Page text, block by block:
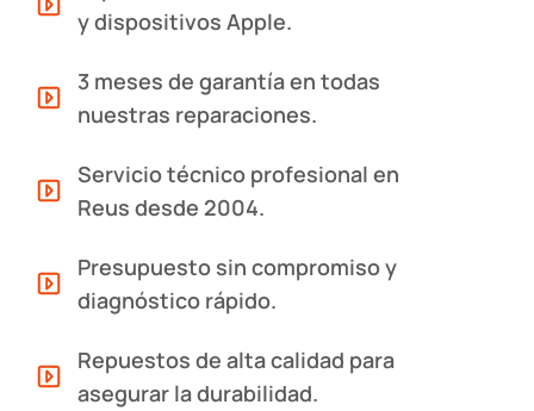
y dispositivos Apple.
3 meses de garantía en todas
nuestras reparaciones.
Servicio técnico profesional en
Reus desde 2004.
Presupuesto sin compromiso y
diagnóstico rápido.
Repuestos de alta calidad para
asegurar la durabilidad.